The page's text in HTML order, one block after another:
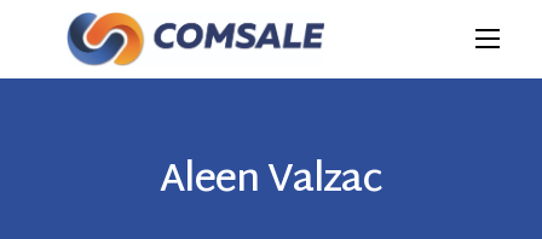
Aleen Valzac